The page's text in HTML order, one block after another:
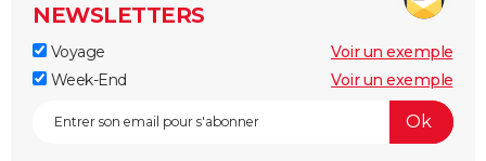
NEWSLETTERS
Voyage
Voir un exemple
Week-End
Voir un exemple